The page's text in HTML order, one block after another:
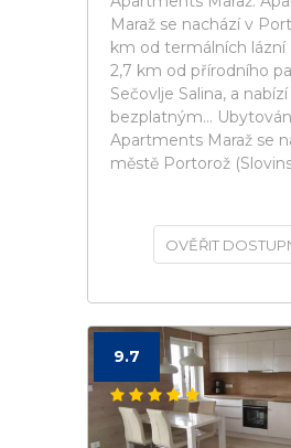
Maraž se nachází v
km od termálních lázní
2,7 km od přírodního
Sečovlje Salina, a
bezplatným...
Apartments Maraž se
městě Portorož
OVĚŘIT
9.7